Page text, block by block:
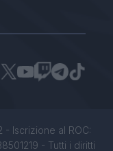
- Iscrizione al ROC:
- Tutti i diritti